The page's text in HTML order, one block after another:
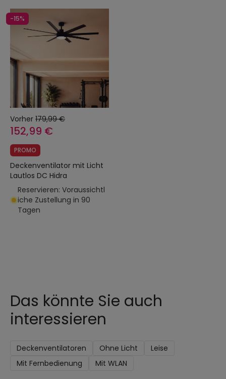
-15%
Vorher 179,99 €
152,99 €
PROMO
Deckenventilator mit Licht
Lautlos DC Hidra
Reservieren: Voraussichtl
iche Zustellung in 90
Tagen
Das könnte Sie auch
interessieren
Deckenventilatoren Ohne Licht
Leise
Mit Fernbedienung
Mit WLAN